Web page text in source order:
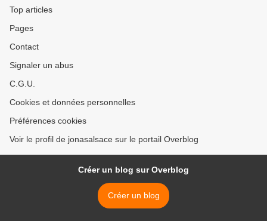
Top articles
Pages
Contact
Signaler un abus
C.G.U.
Cookies et données personnelles
Préférences cookies
Voir le profil de jonasalsace sur le portail Overblog
Créer un blog sur Overblog
Créer un blog